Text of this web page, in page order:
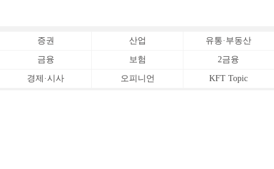
증권 산업 유통·부동산
금융 보험 2금융
경제·시사 오피니언 KFT Topic